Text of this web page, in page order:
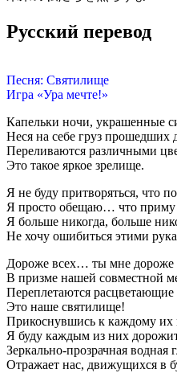
Русский перевод
Песня: Святилище
Игра «Ура мечте!»
Капельки ночи, украшенные
Неся на себе груз прошедших
Переливаются различными
Это такое яркое зрелище.
Я не буду притворяться, что
Я просто обещаю… что
Я больше никогда, больше
Не хочу ошибиться этими
Дороже всех… ты мне дороже
В призме нашей совместной
Переплетаются расцветающие
Это наше святилище!
Прикоснувшись к каждому их
Я буду каждым из них
Зеркально-прозрачная водная
Отражает нас, движущихся в